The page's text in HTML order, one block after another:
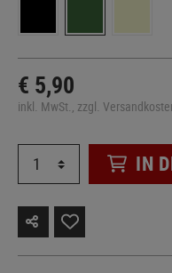
€ 5,90
inkl. MwSt., zzgl.
IN